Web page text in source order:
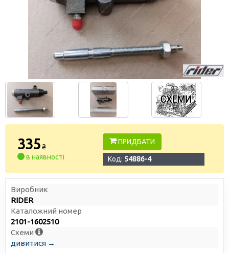
335₴
в наявності
ПРИДБАТИ
Код: 54886-4
Виробник
RIDER
Каталожний номер
2101-1602510
Схеми
дивитися →